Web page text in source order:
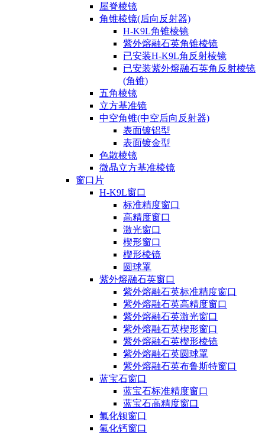
屋脊棱镜
角锥棱镜(后向反射器)
H-K9L角锥棱镜
紫外熔融石英角锥棱镜
已安装H-K9L角反射棱镜
已安装紫外熔融石英角反射棱镜
(角锥)
五角棱镜
立方基准镜
中空角锥(中空后向反射器)
表面镀铝型
表面镀金型
色散棱镜
微晶立方基准棱镜
窗口片
H-K9L窗口
标准精度窗口
高精度窗口
激光窗口
楔形窗口
楔形棱镜
圆球罩
紫外熔融石英窗口
紫外熔融石英标准精度窗口
紫外熔融石英高精度窗口
紫外熔融石英激光窗口
紫外熔融石英楔形窗口
紫外熔融石英楔形棱镜
紫外熔融石英圆球罩
紫外熔融石英布鲁斯特窗口
蓝宝石窗口
蓝宝石标准精度窗口
蓝宝石高精度窗口
氟化钡窗口
氟化钙窗口